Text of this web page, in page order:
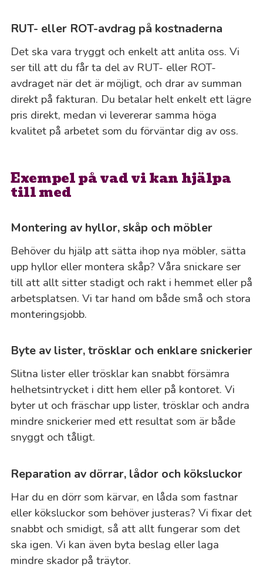
RUT- eller ROT-avdrag på kostnaderna
Det ska vara tryggt och enkelt att anlita oss. Vi
ser till att du får ta del av RUT- eller ROT-
avdraget när det är möjligt, och drar av summan
direkt på fakturan. Du betalar helt enkelt ett lägre
pris direkt, medan vi levererar samma höga
kvalitet på arbetet som du förväntar dig av oss.
Exempel på vad vi kan hjälpa
till med
Montering av hyllor, skåp och möbler
Behöver du hjälp att sätta ihop nya möbler, sätta
upp hyllor eller montera skåp? Våra snickare ser
till att allt sitter stadigt och rakt i hemmet eller på
arbetsplatsen. Vi tar hand om både små och stora
monteringsjobb.
Byte av lister, trösklar och enklare snickerier
Slitna lister eller trösklar kan snabbt försämra
helhetsintrycket i ditt hem eller på kontoret. Vi
byter ut och fräschar upp lister, trösklar och andra
mindre snickerier med ett resultat som är både
snyggt och tåligt.
Reparation av dörrar, lådor och köksluckor
Har du en dörr som kärvar, en låda som fastnar
eller köksluckor som behöver justeras? Vi fixar det
snabbt och smidigt, så att allt fungerar som det
ska igen. Vi kan även byta beslag eller laga
mindre skador på träytor.